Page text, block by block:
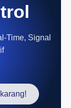
Time, Signal